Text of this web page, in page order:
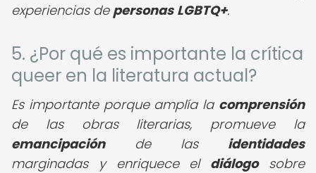
experiencias de personas LGBTQ+.
5. ¿Por qué es importante la crítica
queer en la literatura actual?
Es importante porque amplía la comprensión
de las obras literarias, promueve la
emancipaciónde las identidades
marginadas y enriquece el diálogosobre